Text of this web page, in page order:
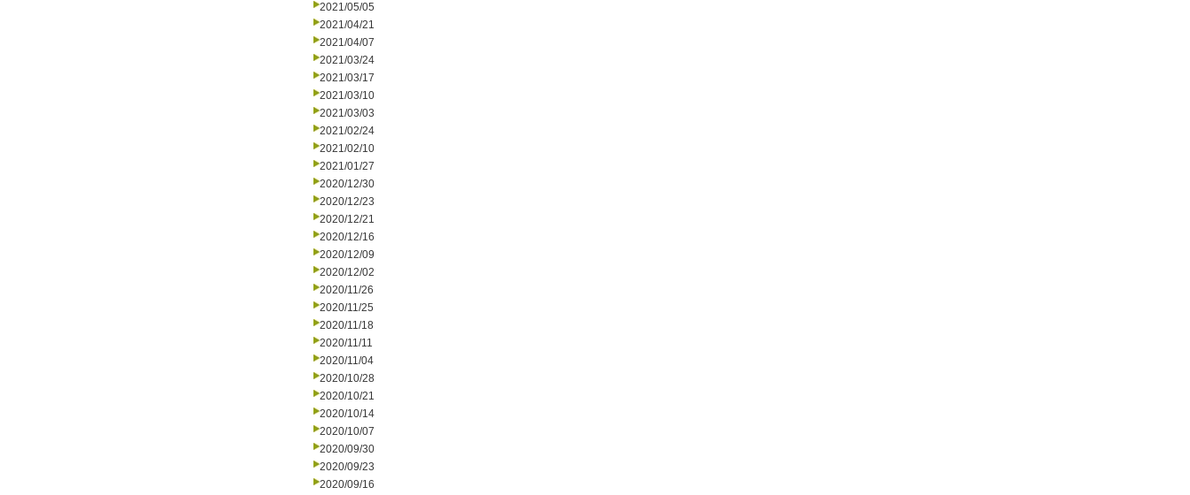
2021/05/05
2021/04/21
2021/04/07
2021/03/24
2021/03/17
2021/03/10
2021/03/03
2021/02/24
2021/02/10
2021/01/27
2020/12/30
2020/12/23
2020/12/21
2020/12/16
2020/12/09
2020/12/02
2020/11/26
2020/11/25
2020/11/18
2020/11/11
2020/11/04
2020/10/28
2020/10/21
2020/10/14
2020/10/07
2020/09/30
2020/09/23
2020/09/16